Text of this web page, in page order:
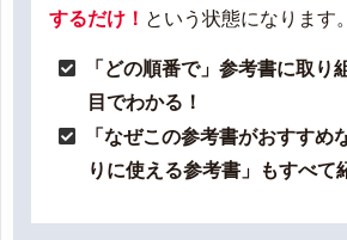
するだけ！ という状態になります。
「どの順番で」参考書に取り
目でわかる！
「なぜこの参考書がおすすめ
りに使える参考書」もすべて